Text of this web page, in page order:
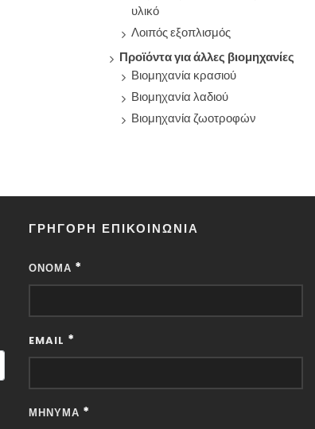
υλικό
Λοιπός εξοπλισμός
Προϊόντα για άλλες βιομηχανίες
Βιομηχανία κρασιού
Βιομηχανία λαδιού
Βιομηχανία ζωοτροφών
ΓΡΉΓΟΡΗ ΕΠΙΚΟΙΝΩΝΊΑ
ΌΝΟΜΑ *
EMAIL *
ΜΉΝΥΜΑ *